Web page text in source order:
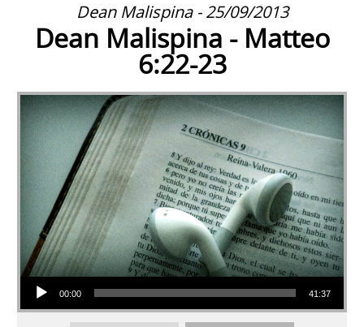
Dean Malispina - 25/09/2013
Dean Malispina - Matteo
6:22-23
Audio Player
00:00 41:37